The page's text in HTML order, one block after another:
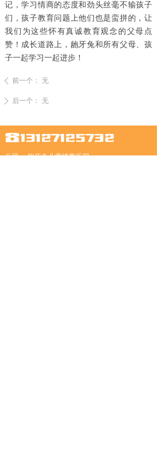
记，学习情商的态度和劲头丝毫不输孩子
们，孩子教育问题上他们也是蛮拼的，让
我们为这些怀有真诚教育观念的父母点
赞！成长道路上，龅牙兔和所有父母、孩
子一起学习一起进步！
ꄴ 前一个： 无
ꄲ 后一个： 无
公司： 龅牙兔儿童情商乐园